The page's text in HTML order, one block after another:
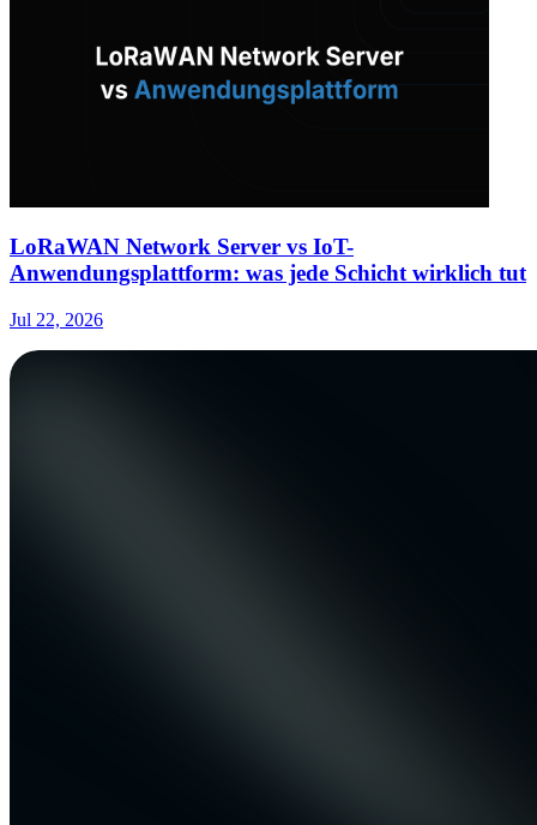
LoRaWAN Network Server vs IoT-
Anwendungsplattform: was jede Schicht wirklich tut
Jul 22, 2026